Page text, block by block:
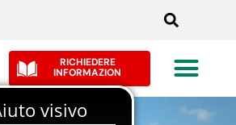
RICHIEDERE
INFORMAZION